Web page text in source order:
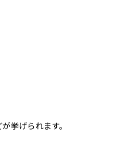
挙げられます。